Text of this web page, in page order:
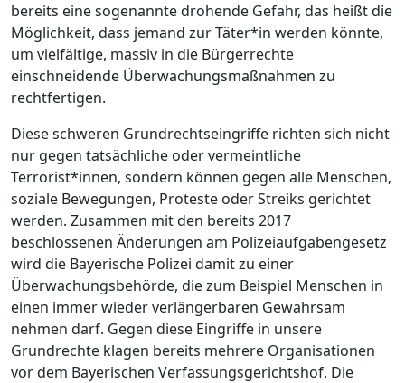
bereits eine sogenannte drohende Gefahr, das heißt die
Möglichkeit, dass jemand zur Täter*in werden könnte,
um vielfältige, massiv in die Bürgerrechte
einschneidende Überwachungsmaßnahmen zu
rechtfertigen.
Diese schweren Grundrechtseingriffe richten sich nicht
nur gegen tatsächliche oder vermeintliche
Terrorist*innen, sondern können gegen alle Menschen,
soziale Bewegungen, Proteste oder Streiks gerichtet
werden. Zusammen mit den bereits 2017
beschlossenen Änderungen am Polizeiaufgabengesetz
wird die Bayerische Polizei damit zu einer
Überwachungsbehörde, die zum Beispiel Menschen in
einen immer wieder verlängerbaren Gewahrsam
nehmen darf. Gegen diese Eingriffe in unsere
Grundrechte klagen bereits mehrere Organisationen
vor dem Bayerischen Verfassungsgerichtshof. Die